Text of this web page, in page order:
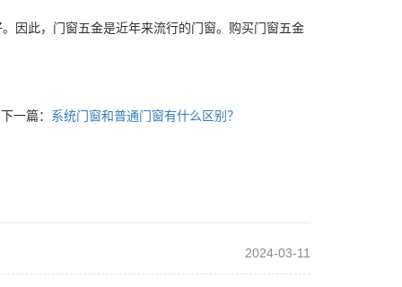
因此，门窗五金是近年来流行的门窗。购买门窗五金
下一篇： 系统门窗和普通门窗有什么区别？
2024-03-11